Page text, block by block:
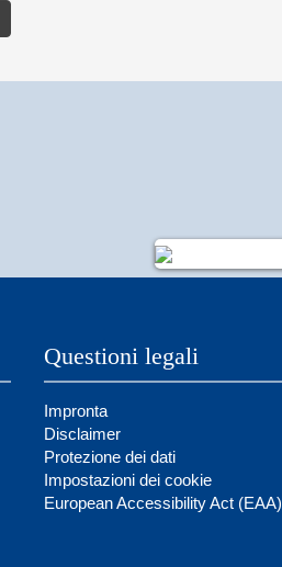
Questioni legali
Impronta
Disclaimer
Protezione dei dati
Impostazioni dei cookie
European Accessibility Act (EAA)